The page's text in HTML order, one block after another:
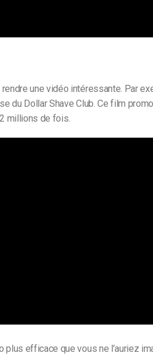
une vidéo intéressante. Par
du Dollar Shave Club. Ce film
millions de fois.
plus efficace que vous ne l’auriez